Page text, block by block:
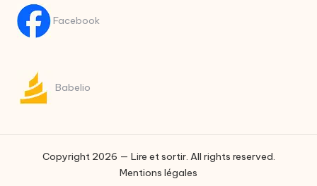
Facebook
Babelio
Copyright 2026 — Lire et sortir. All rights reserved.
Mentions légales